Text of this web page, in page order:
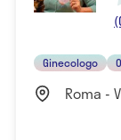
Ginecologo
Roma -